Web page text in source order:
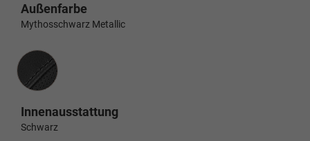
Außenfarbe
Mythosschwarz Metallic
Innenausstattung
Innenausstattung
Schwarz